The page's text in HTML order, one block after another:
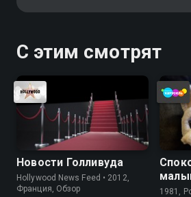
Каждое утро в домашней
их музыки - кот Джексон
С этим смотрят
Новости Голливуда
Hollywood News Feed • 2012,
Франция, Обзор
1981,